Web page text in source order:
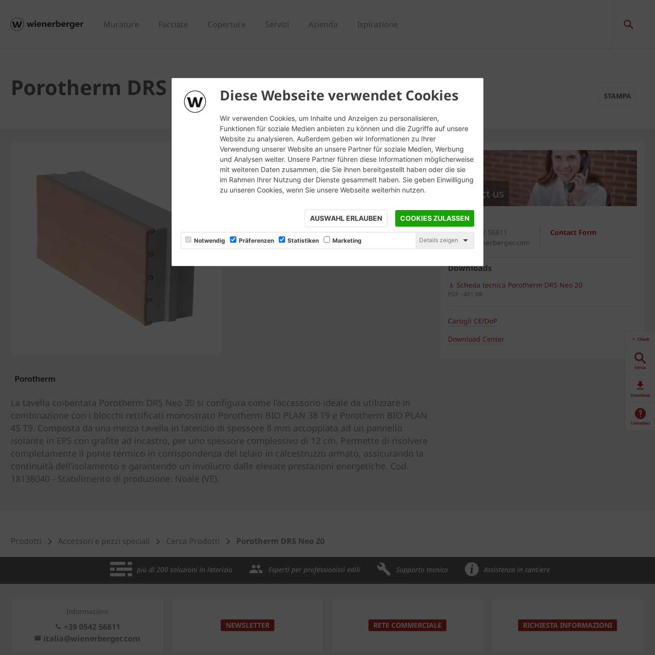
Diese Webseite verwendet Cookies
Wir verwenden Cookies, um Inhalte und Anzeigen zu personalisieren,
Funktionen für soziale Medien anbieten zu können und die Zugriffe auf unsere
Website zu analysieren. Außerdem geben wir Informationen zu Ihrer
Verwendung unserer Website an unsere Partner für soziale Medien, Werbung
und Analysen weiter. Unsere Partner führen diese Informationen möglicherweise
mit weiteren Daten zusammen, die Sie ihnen bereitgestellt haben oder die sie
im Rahmen Ihrer Nutzung der Dienste gesammelt haben. Sie geben Einwilligung
zu unseren Cookies, wenn Sie unsere Webseite weiterhin nutzen.
AUSWAHL ERLAUBEN COOKIES ZULASSEN
Notwendig Präferenzen Statistiken Marketing Details zeigen
Murature Facciate Coperture Servizi Azienda Ispirazione
Porotherm DRS Neo 20 STAMPA
La tavella coibentata Porotherm DRS Neo 20 si configura come l’accessorio ideale da utilizzare in
combinazione con i blocchi rettificati monostrato Porotherm BIO PLAN 38 T9 e Porotherm BIO PLAN
45 T9. Composta da una mezza tavella in laterizio di spessore 8 mm accoppiata ad un pannello
isolante in EPS con grafite ad incastro, per uno spessore complessivo di 12 cm. Permette di risolvere
completamente il ponte termico in corrispondenza del telaio in calcestruzzo armato, assicurando la
continuità dell’isolamento e garantendo un involucro dalle elevate prestazioni energetiche. Cod.
18138040 - Stabilimento di produzione: Noale (VE).
Contact us
General
Contact Form
+39 0542 56811
italia@wienerberger.com
Downloads
Scheda tecnica Porotherm DRS Neo 20
PDF - 481 KB
Cartigli CE/DoP
Download Center
Chiudi
Cerca
Download
Contattaci
Prodotti Accessori e pezzi speciali Cerca Prodotti Porotherm DRS Neo 20
più di 200 soluzioni in laterizio Esperti per professionisti edili Supporto tecnico Assistenza in cantiere
Informazioni
+39 0542 56811
italia@wienerberger.com
NEWSLETTER RETE COMMERCIALE RICHIESTA INFORMAZIONI